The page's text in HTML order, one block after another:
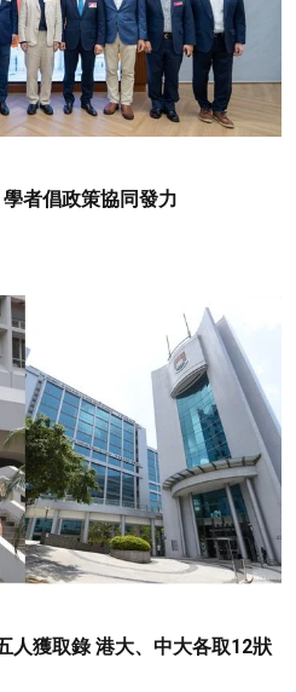
者倡政策協同發力
人獲取錄 港大、中大各取12狀